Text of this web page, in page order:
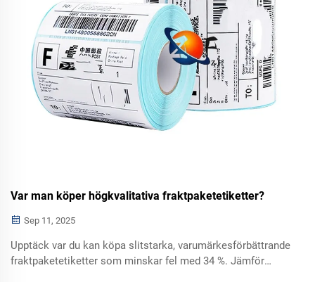
Var man köper högkvalitativa fraktpaketetiketter?
Sep 11, 2025
Upptäck var du kan köpa slitstarka, varumärkesförbättrande
fraktpaketetiketter som minskar fel med 34 %. Jämför